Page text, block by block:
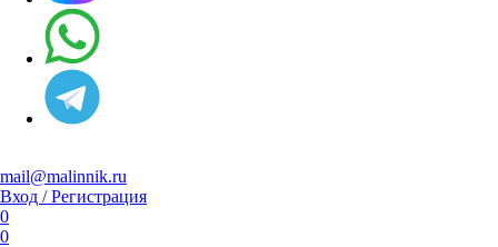
mail@malinnik.ru
Вход / Регистрация
0
0